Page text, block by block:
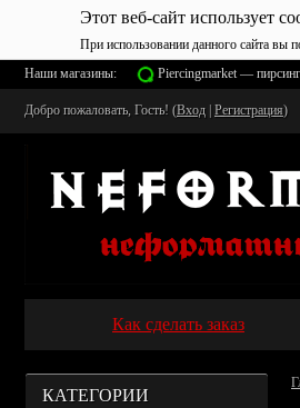
Этот веб-сайт использует
При использовании данного сайта вы
Наши магазины: Piercingmarket — пирсинг
Добро пожаловать, Гость! (Вход Регистрация)
Как сделать заказ
КАТЕГОРИИ